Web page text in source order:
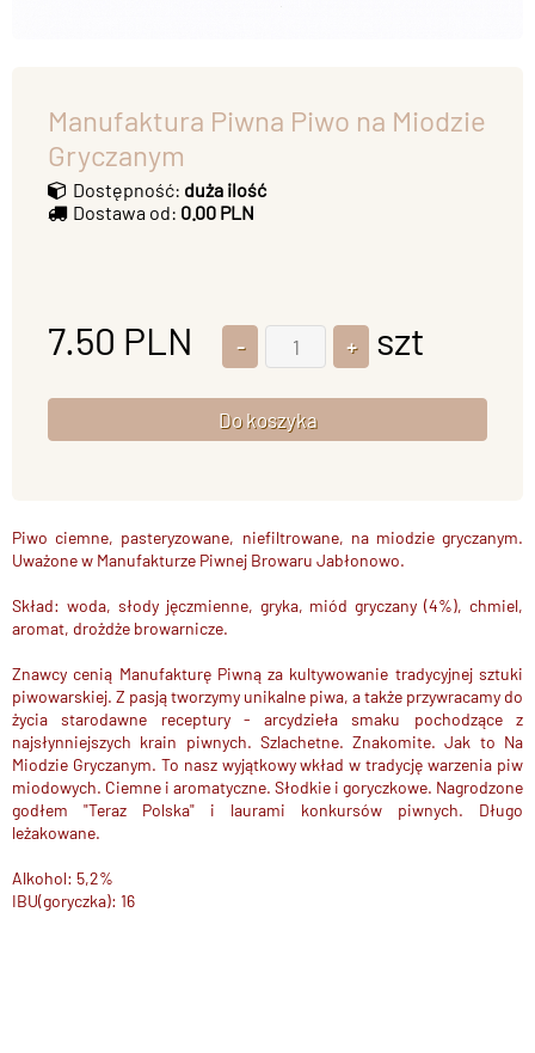
Manufaktura Piwna Piwo na Miodzie
Gryczanym
Dostępność: duża ilość
Dostawa od: 0.00 PLN
7.50 PLN szt
Piwo ciemne, pasteryzowane, niefiltrowane, na miodzie gryczanym.
Uważone w Manufakturze Piwnej Browaru Jabłonowo.
Skład: woda, słody jęczmienne, gryka, miód gryczany (4%), chmiel,
aromat, drożdże browarnicze.
Znawcy cenią Manufakturę Piwną za kultywowanie tradycyjnej sztuki
piwowarskiej. Z pasją tworzymy unikalne piwa, a także przywracamy do
życia starodawne receptury - arcydzieła smaku pochodzące z
najsłynniejszych krain piwnych. Szlachetne. Znakomite. Jak to Na
Miodzie Gryczanym. To nasz wyjątkowy wkład w tradycję warzenia piw
miodowych. Ciemne i aromatyczne. Słodkie i goryczkowe. Nagrodzone
godłem "Teraz Polska" i laurami konkursów piwnych. Długo
leżakowane.
Alkohol: 5,2%
IBU(goryczka): 16